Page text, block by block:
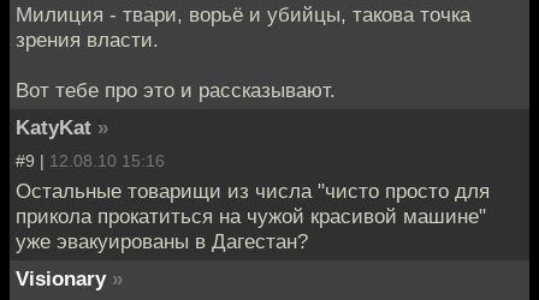
Милиция - твари, ворьё и убийцы, такова точка
зрения власти.
Вот тебе про это и рассказывают.
KatyKat »
#9 | 12.08.10 15:16
Остальные товарищи из числа "чисто просто для
прикола прокатиться на чужой красивой машине"
уже эвакуированы в Дагестан?
Visionary »